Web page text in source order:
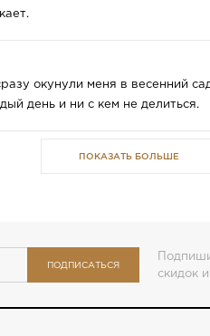
окунули меня в весенний
день и ни с кем не делиться.
ПОКАЗАТЬ БОЛЬШЕ
ПОДПИСАТЬСЯ
скидок